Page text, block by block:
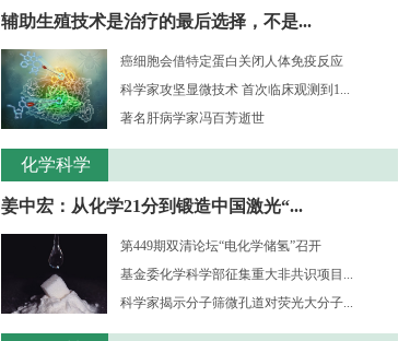
辅助生殖技术是治疗的最后选择，不是...
癌细胞会借特定蛋白关闭人体免疫反应
科学家攻坚显微技术 首次临床观测到1...
著名肝病学家冯百芳逝世
化学科学
姜中宏：从化学21分到锻造中国激光“...
第449期双清论坛“电化学储氢”召开
基金委化学科学部征集重大非共识项目...
科学家揭示分子筛微孔道对荧光大分子...